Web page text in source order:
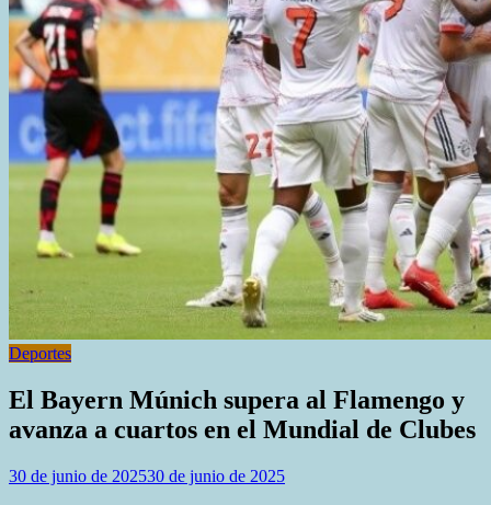
Deportes
El Bayern Múnich supera al Flamengo y
avanza a cuartos en el Mundial de Clubes
30 de junio de 202530 de junio de 2025